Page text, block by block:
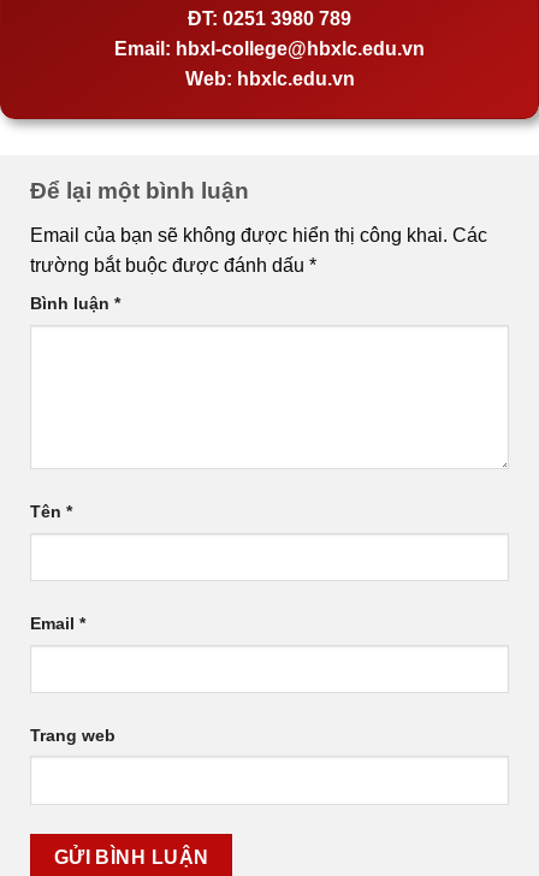
ĐT: 0251 3980 789
Email: hbxl-college@hbxlc.edu.vn
Web: hbxlc.edu.vn
Để lại một bình luận
Email của bạn sẽ không được hiển thị công khai. Các
trường bắt buộc được đánh dấu *
Bình luận *
Tên *
Email *
Trang web